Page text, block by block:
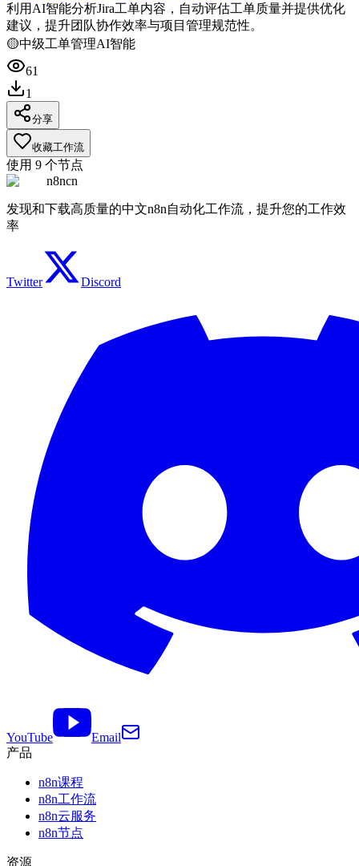
利用AI智能分析Jira工单内容，自动评估工单质量并提供优化
建议，提升团队协作效率与项目管理规范性。
🟡中级工单管理AI智能
61
1
分享
收藏工作流
使用 9 个节点
n8ncn
发现和下载高质量的中文n8n自动化工作流，提升您的工作效
率
Twitter Discord
YouTube
Email
产品
n8n课程
n8n工作流
n8n云服务
n8n节点
资源